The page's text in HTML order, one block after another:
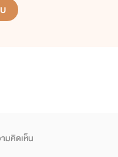
มคิดเห็น